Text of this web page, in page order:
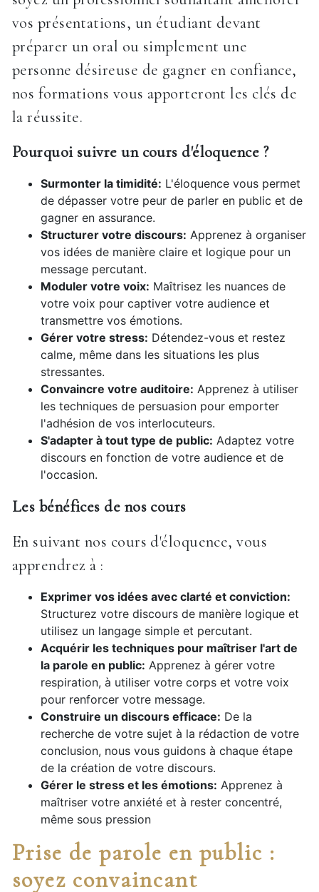
vos présentations, un étudiant devant
préparer un oral ou simplement une
personne désireuse de gagner en confiance,
nos formations vous apporteront les clés de
la réussite.
Pourquoi suivre un cours d'éloquence ?
Surmonter la timidité: L'éloquence vous permet
de dépasser votre peur de parler en public et de
gagner en assurance.
Structurer votre discours: Apprenez à organiser
vos idées de manière claire et logique pour un
message percutant.
Moduler votre voix: Maîtrisez les nuances de
votre voix pour captiver votre audience et
transmettre vos émotions.
Gérer votre stress: Détendez-vous et restez
calme, même dans les situations les plus
stressantes.
Convaincre votre auditoire: Apprenez à utiliser
les techniques de persuasion pour emporter
l'adhésion de vos interlocuteurs.
S'adapter à tout type de public: Adaptez votre
discours en fonction de votre audience et de
l'occasion.
Les bénéfices de nos cours
En suivant nos cours d'éloquence, vous
apprendrez à :
Exprimer vos idées avec clarté et conviction:
Structurez votre discours de manière logique et
utilisez un langage simple et percutant.
Acquérir les techniques pour maîtriser l'art de
la parole en public: Apprenez à gérer votre
respiration, à utiliser votre corps et votre voix
pour renforcer votre message.
Construire un discours efficace: De la
recherche de votre sujet à la rédaction de votre
conclusion, nous vous guidons à chaque étape
de la création de votre discours.
Gérer le stress et les émotions: Apprenez à
maîtriser votre anxiété et à rester concentré,
même sous pression
Prise de parole en public :
soyez convaincant